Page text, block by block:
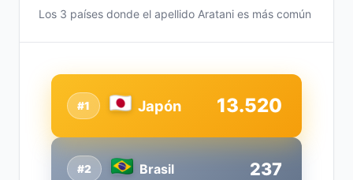
Los 3 países donde el apellido Aratani es más común
#2 Brasil 237
#1 Japón 13.520